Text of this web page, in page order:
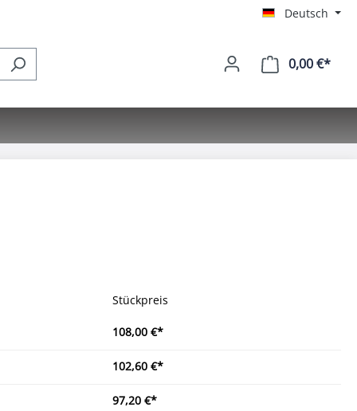
Deutsch
0,00 €*
Stückpreis
108,00 €*
102,60 €*
97,20 €*